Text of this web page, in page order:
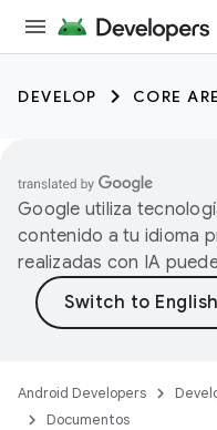
DEVELOP CORE
Google utiliza
contenido a tu idioma
realizadas con IA
Android Developers
Documentos